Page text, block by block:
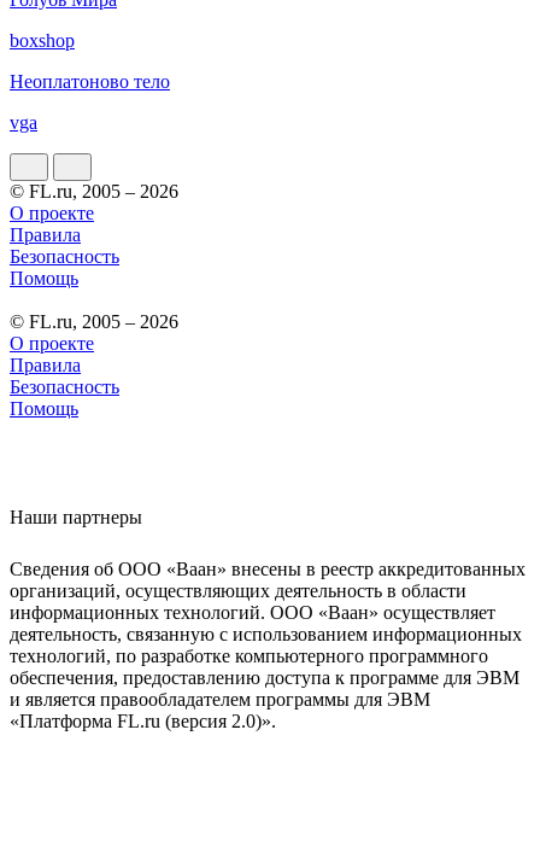
boxshop
Неоплатоново тело
vga
© FL.ru, 2005 – 2026
О проекте
Правила
Безопасность
Помощь
© FL.ru, 2005 – 2026
О проекте
Правила
Безопасность
Помощь
Наши партнеры
Сведения об ООО «Ваан» внесены в реестр аккредитованных
организаций, осуществляющих деятельность в области
информационных технологий. ООО «Ваан» осуществляет
деятельность, связанную с использованием информационных
технологий, по разработке компьютерного программного
обеспечения, предоставлению доступа к программе для ЭВМ
и является правообладателем программы для ЭВМ
«Платформа FL.ru (версия 2.0)».